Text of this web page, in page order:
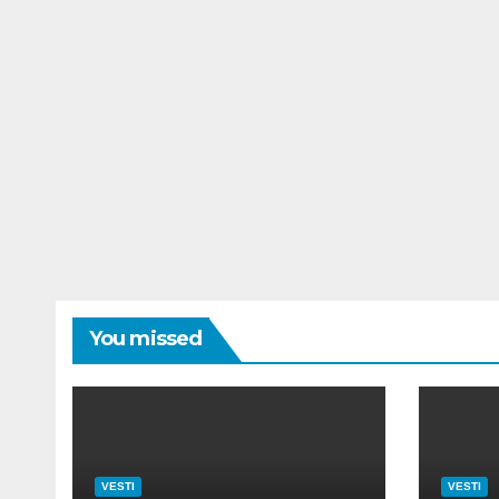
You missed
VESTI VESTI